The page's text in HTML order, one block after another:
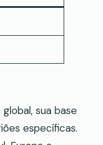
sua base
específicas.